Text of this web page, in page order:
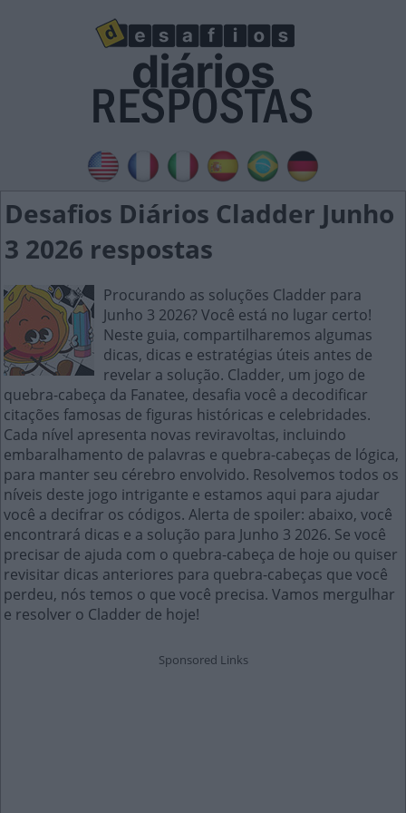
Desafios Diários Cladder Junho
3 2026 respostas
Procurando as soluções Cladder para
Junho 3 2026? Você está no lugar certo!
Neste guia, compartilharemos algumas
dicas, dicas e estratégias úteis antes de
revelar a solução. Cladder, um jogo de
quebra-cabeça da Fanatee, desafia você a decodificar
citações famosas de figuras históricas e celebridades.
Cada nível apresenta novas reviravoltas, incluindo
embaralhamento de palavras e quebra-cabeças de lógica,
para manter seu cérebro envolvido. Resolvemos todos os
níveis deste jogo intrigante e estamos aqui para ajudar
você a decifrar os códigos. Alerta de spoiler: abaixo, você
encontrará dicas e a solução para Junho 3 2026. Se você
precisar de ajuda com o quebra-cabeça de hoje ou quiser
revisitar dicas anteriores para quebra-cabeças que você
perdeu, nós temos o que você precisa. Vamos mergulhar
e resolver o Cladder de hoje!